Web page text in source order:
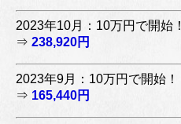
2023年10月：10万円で開始！
⇒ 238,920円
2023年9月：10万円で開始！
⇒ 165,440円